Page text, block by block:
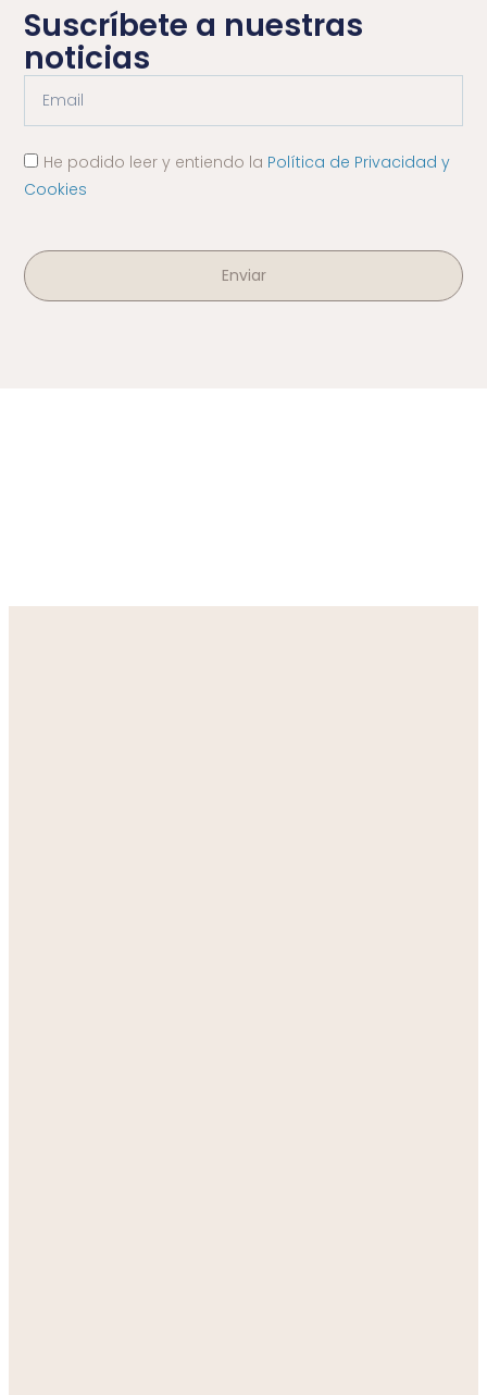
Suscríbete a nuestras
noticias
He podido leer y entiendo la Política de Privacidad y
Cookies
Enviar